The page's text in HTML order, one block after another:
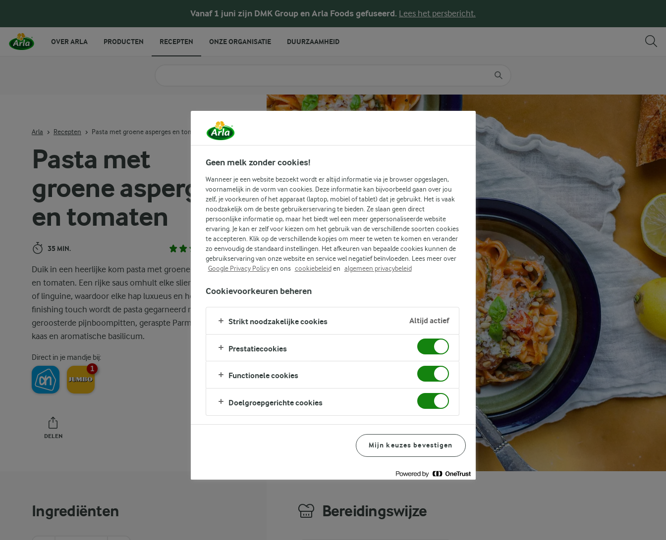
Vanaf 1 juni zijn DMK Group en Arla Foods gefuseerd. Lees het persbericht.
Pasta met
groene asperges
en tomaten
35 MIN. (3)
Duik in een heerlijke kom pasta met groene asperges
en tomaten. Een rijke saus omhult elke sliert tagliatelle
of linguine, waardoor elke hap luxueus en heerlijk is. Als
finishing touch wordt de pasta gegarneerd met
geroosterde pijnboompitten, geraspte Parmezaanse
kaas en aromatische basilicum.
Direct in je mandje bij:
1
DELEN
Arla Recepten Pasta met groene asperges en tomaten
Ingrediënten Bereidingswijze
OVER ARLA PRODUCTEN RECEPTEN ONZE ORGANISATIE DUURZAAMHEID
Geen melk zonder cookies!
Wanneer je een website bezoekt wordt er altijd informatie via je browser opgeslagen,
voornamelijk in de vorm van cookies. Deze informatie kan bijvoorbeeld gaan over jou
zelf, je voorkeuren of het apparaat (laptop, mobiel of tablet) dat je gebruikt. Het is vaak
noodzakelijk om de beste gebruikerservaring te bieden. Ze slaan geen direct
persoonlijke informatie op, maar het biedt wel een meer gepersonaliseerde website
ervaring. Je kan er zelf voor kiezen om het gebruik van de verschillende soorten cookies
te accepteren. Klik op de verschillende kopjes om meer te weten te komen en verander
zo eenvoudig de standaard instellingen. Het afkeuren van bepaalde cookies kunnen de
gebruikservaring van onze website en service wel negatief beïnvloeden. Lees meer over
Google Privacy Policyen ons cookiebeleiden algemeen privacybeleid
Cookievoorkeuren beheren
Strikt noodzakelijke cookies Altijd actief
Prestatiecookies
Functionele cookies
Doelgroepgerichte cookies
Mijn keuzes bevestigen